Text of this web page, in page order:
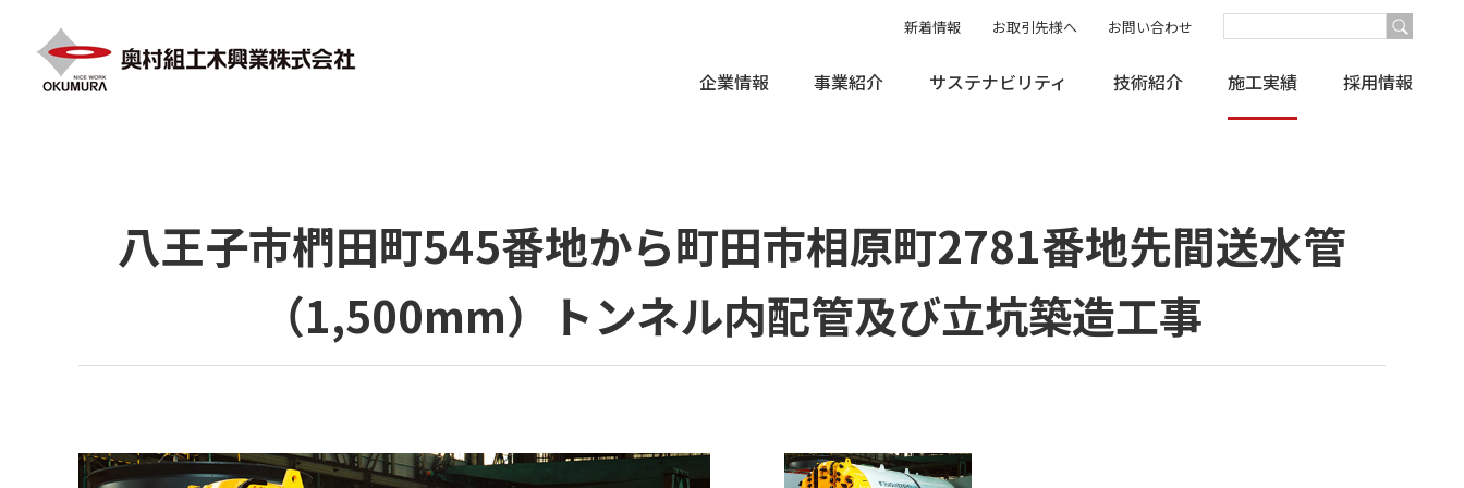
新着情報 お取引先様へ お問い合わせ
企業情報 事業紹介 サステナビリティ 技術紹介 施工実績 採用情報
HOME 八王子市椚田町545番地から町田市相原町2781番地先間送水管（1,500mm）トンネル内配管及び立坑築造工事
八王子市椚田町545番地から町田市相原町2781番地先間送水管
（1,500mm）トンネル内配管及び立坑築造工事